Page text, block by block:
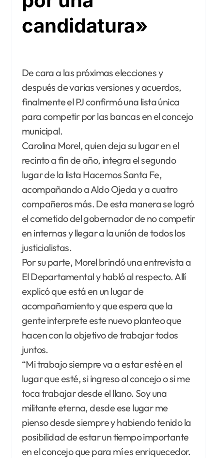
candidatura»
De cara a las próximas elecciones y
después de varias versiones y acuerdos,
finalmente el PJ confirmó una lista única
para competir por las bancas en el concejo
municipal.
Carolina Morel, quien deja su lugar en el
recinto a fin de año, integra el segundo
lugar de la lista Hacemos Santa Fe,
acompañando a Aldo Ojeda y a cuatro
compañeros más. De esta manera se logró
el cometido del gobernador de no competir
en internas y llegar a la unión de todos los
justicialistas.
Por su parte, Morel brindó una entrevista a
El Departamental y habló al respecto. Allí
explicó que está en un lugar de
acompañamiento y que espera que la
gente interprete este nuevo planteo que
hacen con la objetivo de trabajar todos
juntos.
“Mi trabajo siempre va a estar esté en el
lugar que esté, si ingreso al concejo o si me
toca trabajar desde el llano. Soy una
militante eterna, desde ese lugar me
pienso desde siempre y habiendo tenido la
posibilidad de estar un tiempo importante
en el concejo que para mí es enriquecedor.